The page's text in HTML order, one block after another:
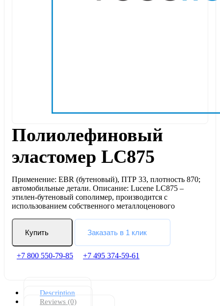
Полиолефиновый
эластомер LC875
Применение: EBR (бутеновый), ПТР 33, плотность 870;
автомобильные детали. Описание: Lucene LC875 –
этилен-бутеновый сополимер, производится с
использованием собственного металлоценового
Купить Заказать в 1 клик
+7 800 550-79-85 +7 495 374-59-61
Description
Reviews (0)